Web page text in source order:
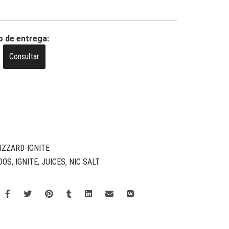
de entrega:
Consultar
IGNITE
, IGNITE, JUICES, NIC SALT